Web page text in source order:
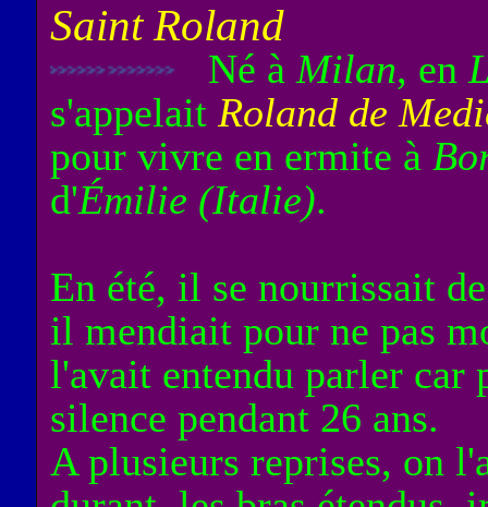
Saint Roland
>>>>>>>>>>>>>>Né à Milan, en
s'appelait Roland de
pour vivre en ermite à
d'Émilie (Italie).
En été, il se nourrissait
il mendiait pour ne pas
l'avait entendu parler car
silence pendant 26 ans.
A plusieurs reprises, on